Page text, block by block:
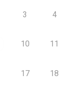
3 4
10 11
17 18